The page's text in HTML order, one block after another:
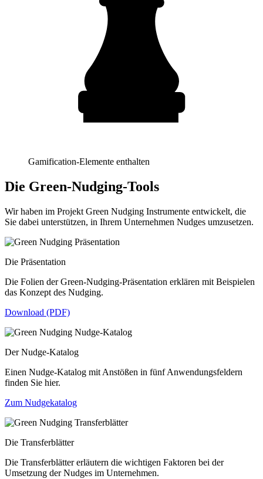
Gamification-Elemente enthalten
Die Green-Nudging-Tools
Wir haben im Projekt Green Nudging Instrumente entwickelt, die
Sie dabei unterstützen, in Ihrem Unternehmen Nudges umzusetzen.
Die Präsentation
Die Folien der Green-Nudging-Präsentation erklären mit Beispielen
das Konzept des Nudging.
Download (PDF)
Der Nudge-Katalog
Einen Nudge-Katalog mit Anstößen in fünf Anwendungsfeldern
finden Sie hier.
Zum Nudgekatalog
Die Transferblätter
Die Transferblätter erläutern die wichtigen Faktoren bei der
Umsetzung der Nudges im Unternehmen.